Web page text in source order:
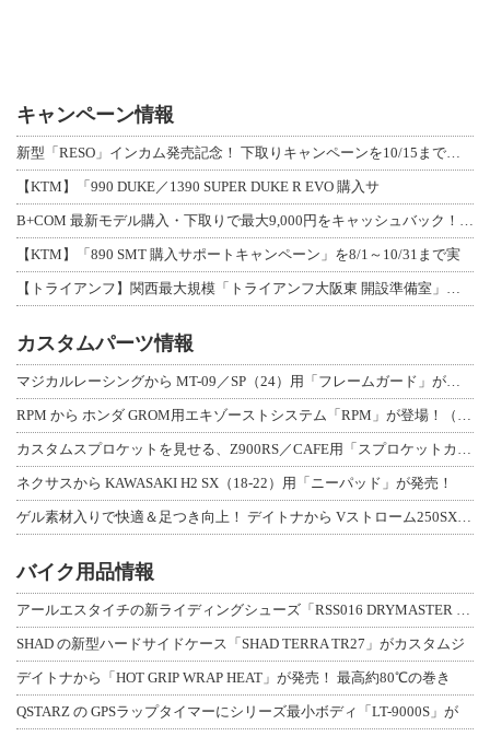
キャンペーン情報
新型「RESO」インカム発売記念！ 下取りキャンペーンを10/15まで延長して開
【KTM】「990 DUKE／1390 SUPER DUKE R EVO 購入サ
B+COM 最新モデル購入・下取りで最大9,000円をキャッシュバック！「B+F
【KTM】「890 SMT 購入サポートキャンペーン」を8/1～10/31まで実
【トライアンフ】関西最大規模「トライアンフ大阪東 開設準備室」がオープン！ 限定
カスタムパーツ情報
マジカルレーシングから MT-09／SP（24）用「フレームガード」が登場！
RPM から ホンダ GROM用エキゾーストシステム「RPM」が登場！（動画あり
カスタムスプロケットを見せる、Z900RS／CAFE用「スプロケットカバーフルキ
ネクサスから KAWASAKI H2 SX（18-22）用「ニーパッド」が発売！
ゲル素材入りで快適＆足つき向上！ デイトナから Vストローム250SX用「快適ロ
バイク用品情報
アールエスタイチの新ライディングシューズ「RSS016 DRYMASTER スト
SHAD の新型ハードサイドケース「SHAD TERRA TR27」がカスタムジ
デイトナから「HOT GRIP WRAP HEAT」が発売！ 最高約80℃の巻き
QSTARZ の GPSラップタイマーにシリーズ最小ボディ「LT-9000S」が